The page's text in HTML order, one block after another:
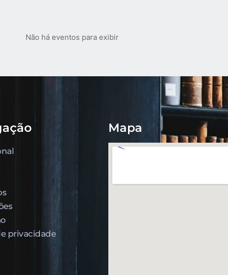
Não há eventos para exibir
privacidade
Mapa